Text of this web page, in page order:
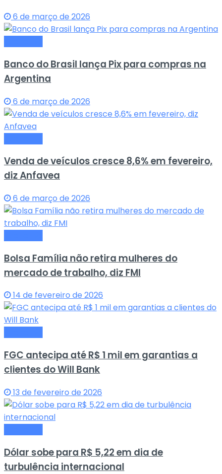
6 de março de 2026
Banco do Brasil lança Pix para compras na
Argentina
6 de março de 2026
Venda de veículos cresce 8,6% em fevereiro,
diz Anfavea
6 de março de 2026
Bolsa Família não retira mulheres do
mercado de trabalho, diz FMI
14 de fevereiro de 2026
FGC antecipa até R$ 1 mil em garantias a
clientes do Will Bank
13 de fevereiro de 2026
Dólar sobe para R$ 5,22 em dia de
turbulência internacional